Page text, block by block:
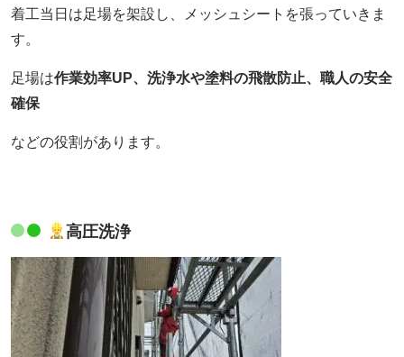
着工当日は足場を架設し、メッシュシートを張っていきま
す。
足場は作業効率UP、洗浄水や塗料の飛散防止、職人の安全
確保
などの役割があります。
高圧洗浄